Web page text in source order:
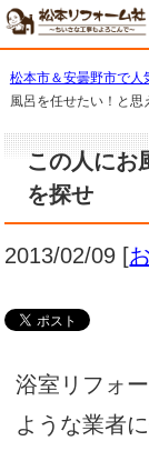
松本市＆安曇野市で人
風呂を任せたい！と思
この人にお
を探せ
2013/02/09 [
浴室リフォ
ような業者